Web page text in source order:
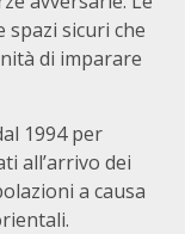
spazi sicuri che
di imparare
1994 per
all’arrivo dei
a causa